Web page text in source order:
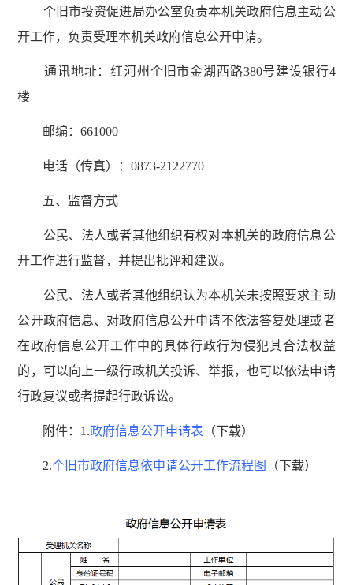
个旧市投资促进局办公室负责本机关政府信息主动公
开工作，负责受理本机关政府信息公开申请。
通讯地址：红河州个旧市金湖西路380号建设银行4
楼
邮编：661000
电话（传真）：0873-2122770
五、监督方式
公民、法人或者其他组织有权对本机关的政府信息公
开工作进行监督，并提出批评和建议。
公民、法人或者其他组织认为本机关未按照要求主动
公开政府信息、对政府信息公开申请不依法答复处理或者
在政府信息公开工作中的具体行政行为侵犯其合法权益
的，可以向上一级行政机关投诉、举报，也可以依法申请
行政复议或者提起行政诉讼。
附件：1.政府信息公开申请表 （下载）
2.个旧市政府信息依申请公开工作流程图 （下载）